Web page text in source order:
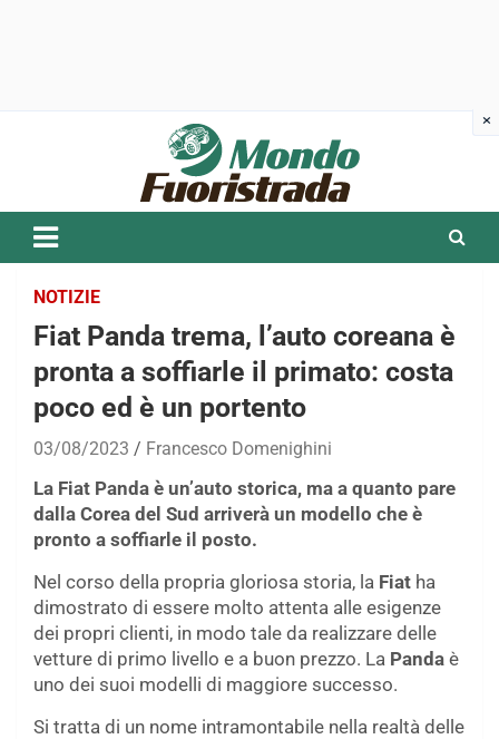
NOTIZIE
Fiat Panda trema, l’auto coreana è
pronta a soffiarle il primato: costa
poco ed è un portento
03/08/2023 Francesco Domenighini
La Fiat Panda è un’auto storica, ma a quanto pare
dalla Corea del Sud arriverà un modello che è
pronto a soffiarle il posto.
Nel corso della propria gloriosa storia, la Fiat ha
dimostrato di essere molto attenta alle esigenze
dei propri clienti, in modo tale da realizzare delle
vetture di primo livello e a buon prezzo. La Panda è
uno dei suoi modelli di maggiore successo.
Si tratta di un nome intramontabile nella realtà delle